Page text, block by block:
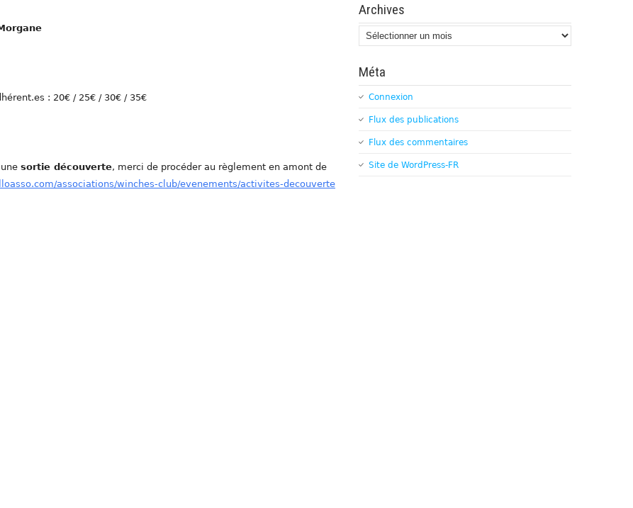
: 20€ / 25€ / 30€ / 35€
sortie découverte, merci de procéder au règlement en amont de
associations/winches-club/evenements/activites-decouverte
Archives
Archives
Méta
Connexion
Flux des publications
Flux des commentaires
Site de WordPress-FR